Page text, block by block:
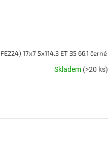
17x7 5x114.3 ET 35 66.1 černé
Skladem (>20 ks)